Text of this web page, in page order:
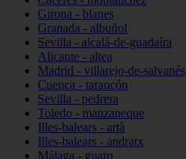
Girona - blanes
Granada - albuñol
Sevilla - alcalá-de-guadaíra
Alicante - altea
Madrid - villarejo-de-salvanés
Cuenca - tarancón
Sevilla - pedrera
Toledo - manzaneque
Illes-balears - artà
Illes-balears - andratx
Málaga - guaro